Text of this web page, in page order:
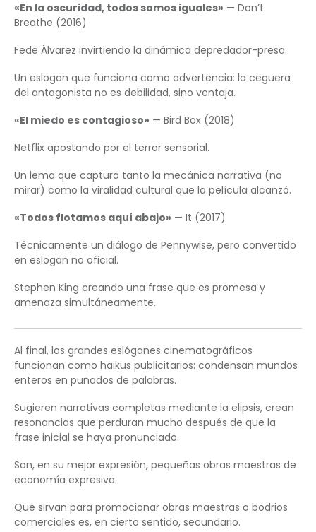
«En la oscuridad, todos somos iguales» — Don’t
Breathe (2016)
Fede Álvarez invirtiendo la dinámica depredador-presa.
Un eslogan que funciona como advertencia: la ceguera
del antagonista no es debilidad, sino ventaja.
«El miedo es contagioso» — Bird Box (2018)
Netflix apostando por el terror sensorial.
Un lema que captura tanto la mecánica narrativa (no
mirar) como la viralidad cultural que la película alcanzó.
«Todos flotamos aquí abajo» — It (2017)
Técnicamente un diálogo de Pennywise, pero convertido
en eslogan no oficial.
Stephen King creando una frase que es promesa y
amenaza simultáneamente.
Al final, los grandes eslóganes cinematográficos
funcionan como haikus publicitarios: condensan mundos
enteros en puñados de palabras.
Sugieren narrativas completas mediante la elipsis, crean
resonancias que perduran mucho después de que la
frase inicial se haya pronunciado.
Son, en su mejor expresión, pequeñas obras maestras de
economía expresiva.
Que sirvan para promocionar obras maestras o bodrios
comerciales es, en cierto sentido, secundario.